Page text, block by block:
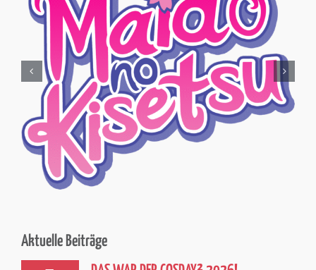
Aktuelle Beiträge
DAS WAR DER COSDAY² 2026!